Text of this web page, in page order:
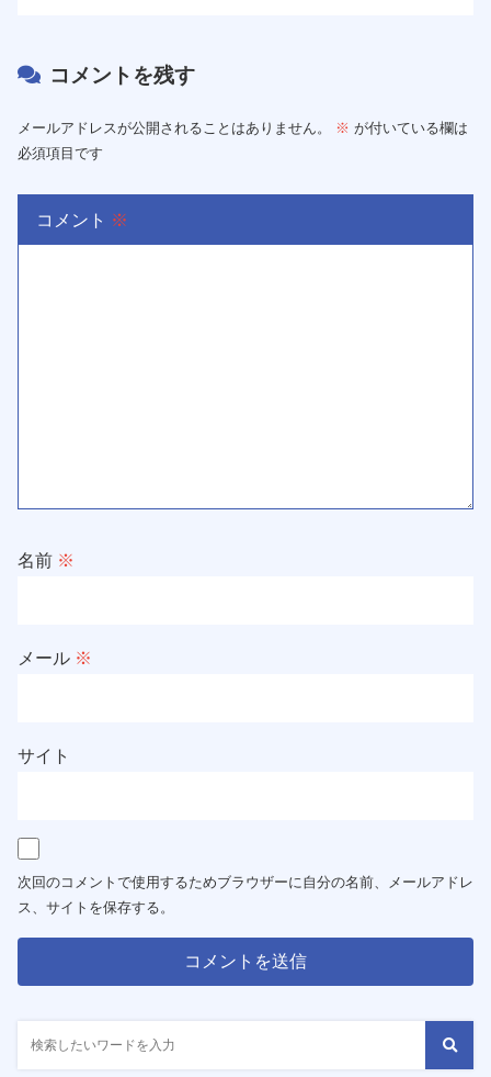
コメントを残す
メールアドレスが公開されることはありません。 ※ が付いている欄は
必須項目です
コメント ※
名前 ※
メール ※
サイト
次回のコメントで使用するためブラウザーに自分の名前、メールアドレ
ス、サイトを保存する。